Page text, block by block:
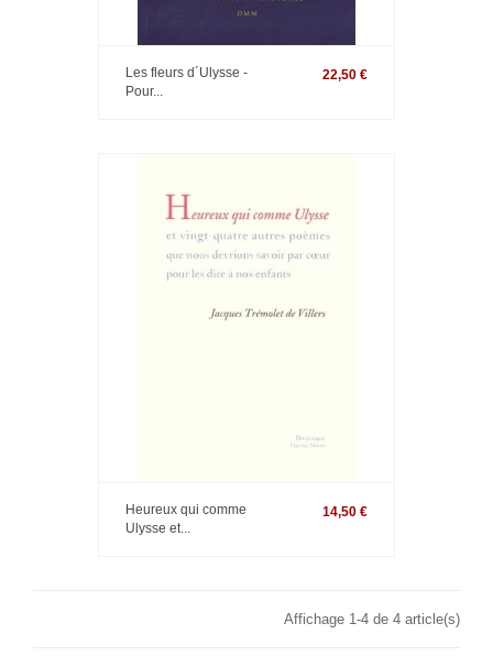
Les fleurs d´Ulysse -
Pour...
22,50 €
Heureux qui comme
Ulysse et...
14,50 €
Affichage 1-4 de 4 article(s)